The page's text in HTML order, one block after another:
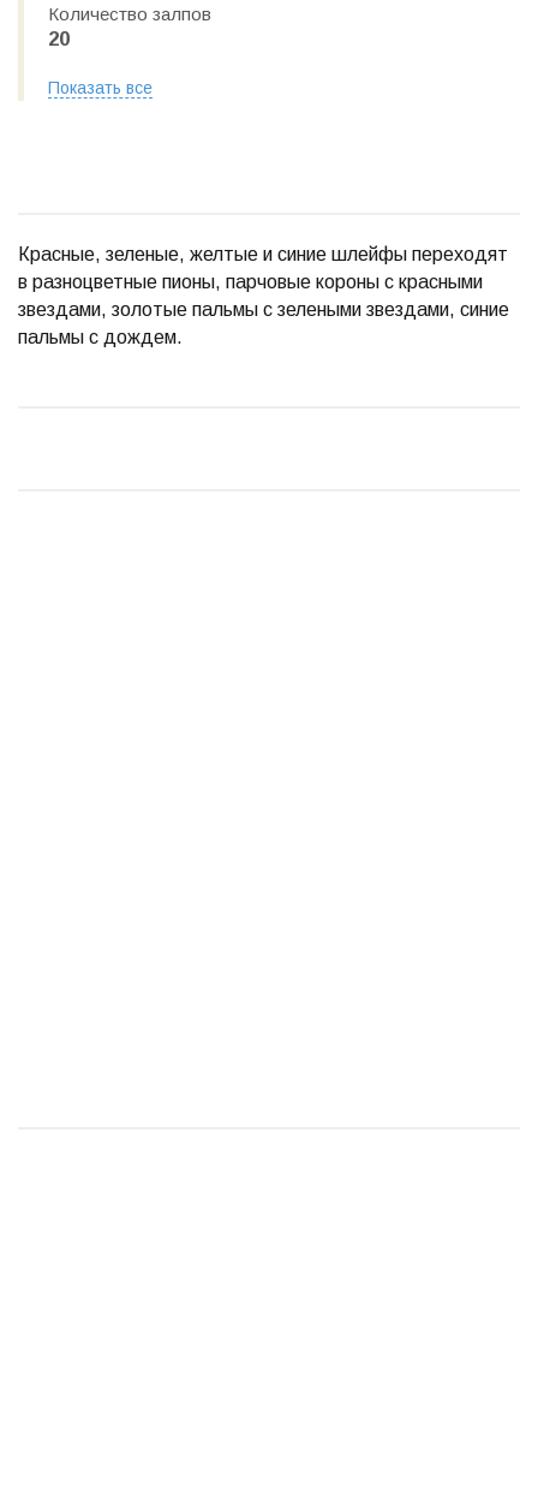
Количество залпов
20
Показать все
Красные, зеленые, желтые и синие шлейфы переходят
в разноцветные пионы, парчовые короны с красными
звездами, золотые пальмы с зелеными звездами, синие
пальмы с дождем.